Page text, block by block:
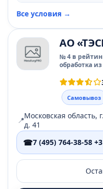
Все условия →
АО
№ 4 в
обработка из
Самовывоз
📍Московская область,
д. 41
☎7 (495) 764-38-58 +3